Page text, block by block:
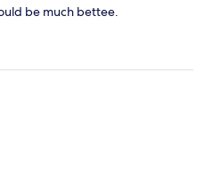
be much bettee.